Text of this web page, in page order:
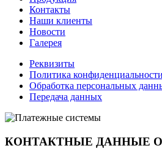
Контакты
Наши клиенты
Новости
Галерея
Реквизиты
Политика конфиденциальности
Обработка персональных
Передача данных
КОНТАКТНЫЕ ДАННЫЕ